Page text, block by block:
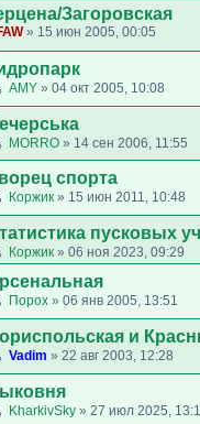
Загоровская
» 15 июн 2005, 00:05
AMY » 04 окт 2005, 10:08
MORRO » 14 сен 2006, 11:55
спорта
Коржик » 15 июн 2011, 10:48
пусковых
Коржик » 06 ноя 2023, 09:29
Порох » 06 янв 2005, 13:51
и
Vadim » 22 авг 2003, 12:28
KharkivSky » 27 июл 2025,